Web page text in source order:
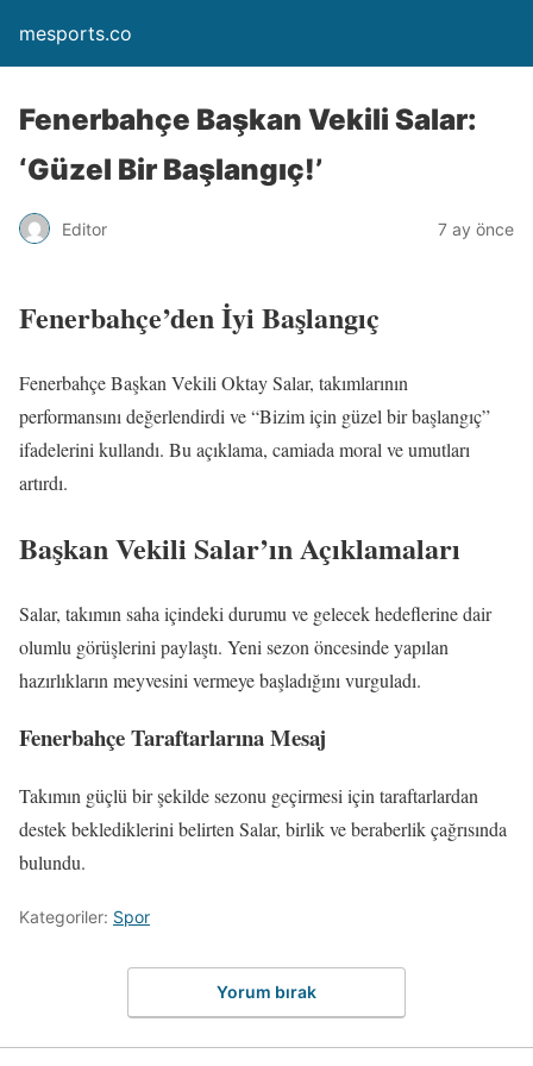
mesports.co
Fenerbahçe Başkan Vekili Salar:
‘Güzel Bir Başlangıç!’
Editor 7 ay önce
Fenerbahçe’den İyi Başlangıç
Fenerbahçe Başkan Vekili Oktay Salar, takımlarının
performansını değerlendirdi ve “Bizim için güzel bir başlangıç”
ifadelerini kullandı. Bu açıklama, camiada moral ve umutları
artırdı.
Başkan Vekili Salar’ın Açıklamaları
Salar, takımın saha içindeki durumu ve gelecek hedeflerine dair
olumlu görüşlerini paylaştı. Yeni sezon öncesinde yapılan
hazırlıkların meyvesini vermeye başladığını vurguladı.
Fenerbahçe Taraftarlarına Mesaj
Takımın güçlü bir şekilde sezonu geçirmesi için taraftarlardan
destek beklediklerini belirten Salar, birlik ve beraberlik çağrısında
bulundu.
Kategoriler: Spor
Yorum bırak